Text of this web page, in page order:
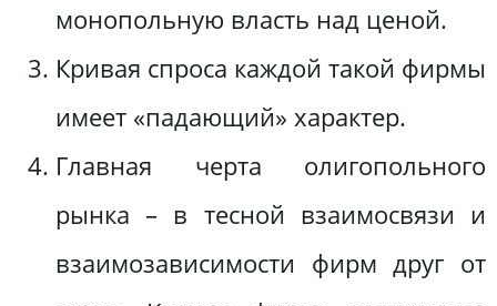
монопольную власть над ценой.
Кривая спроса каждой такой фирмы
имеет «падающий» характер.
Главная черта олигопольного
рынка – в тесной взаимосвязи и
взаимозависимости фирм друг от